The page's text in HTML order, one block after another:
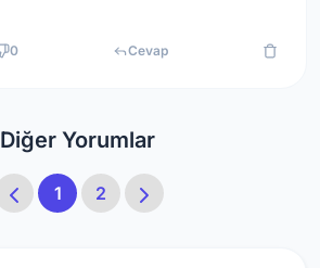
0 Cevap
Diğer Yorumlar
1 2